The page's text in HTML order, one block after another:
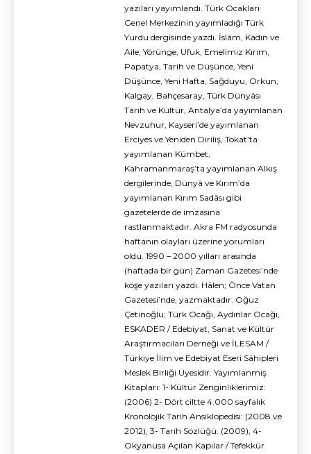
yazıları yayımlandı. Türk Ocakları
Genel Merkezinin yayımladığı Türk
Yurdu dergisinde yazdı. İslâm, Kadın ve
Aile, Yörünge, Ufuk, Emelimiz Kırım,
Papatya, Tarih ve Düşünce, Yeni
Düşünce, Yeni Hafta, Sağduyu, Orkun,
Kalgay, Bahçesaray, Türk Dünyâsı
Târih ve Kültür, Antalya’da yayımlanan
Nevzuhur, Kayseri’de yayımlanan
Erciyes ve Yeniden Diriliş, Tokat’ta
yayımlanan Kümbet,
Kahramanmaraş’ta yayımlanan Alkış
dergilerinde, Dünyâ ve Kırım’da
yayımlanan Kırım Sadâsı gibi
gazetelerde de imzasına
rastlanmaktadır. Akra FM radyosunda
haftanın olayları üzerine yorumları
oldu. 1990 – 2000 yılları arasında
(haftada bir gün) Zaman Gazetesi’nde
köşe yazıları yazdı. Hâlen; Önce Vatan
Gazetesi’nde, yazmaktadır. Oğuz
Çetinoğlu; Türk Ocağı, Aydınlar Ocağı,
ESKADER / Edebiyat, Sanat ve Kültür
Araştırmacıları Derneği ve İLESAM /
Türkiye İlim ve Edebiyat Eseri Sâhipleri
Meslek Birliği Üyesidir. Yayımlanmış
Kitapları: 1- Kültür Zenginliklerimiz:
(2006) 2- Dört ciltte 4.000 sayfalık
Kronolojik Tarih Ansiklopedisi: (2008 ve
2012), 3- Tarih Sözlüğü: (2009), 4-
Okyanusa Açılan Kapılar / Tefekkür